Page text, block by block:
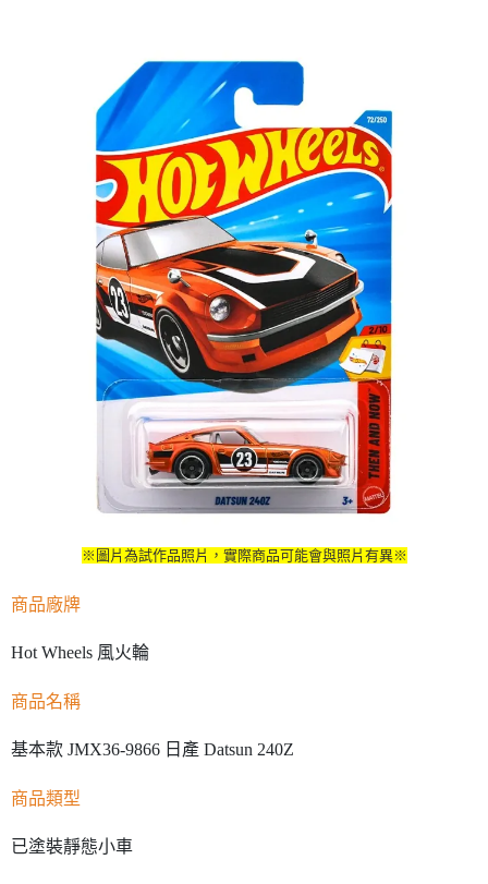
※圖片為試作品照片，實際商品可能會與照片有異※
商品廠牌
Hot Wheels 風火輪
商品名稱
基本款 JMX36-9866 日產 Datsun 240Z
商品類型
已塗裝靜態小車